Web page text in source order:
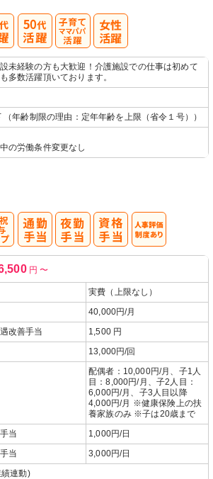
未経験の方も大歓迎！介護施設での仕事は初めて
多数活躍頂いております。
（年齢制限の理由：定年年齢を上限（省令１号））
の労働条件変更なし
円〜
実費（上限なし）
40,000円/月
改善手当
1,500 円
13,000円/回
配偶者：10,000円/月、子1人
目：8,000円/月、子2人目：
6,000円/月、子3人目以降
4,000円/月 ※健康保険上の扶
養家族のみ ※子は20歳まで
当
1,000円/日
当
3,000円/日
連動)